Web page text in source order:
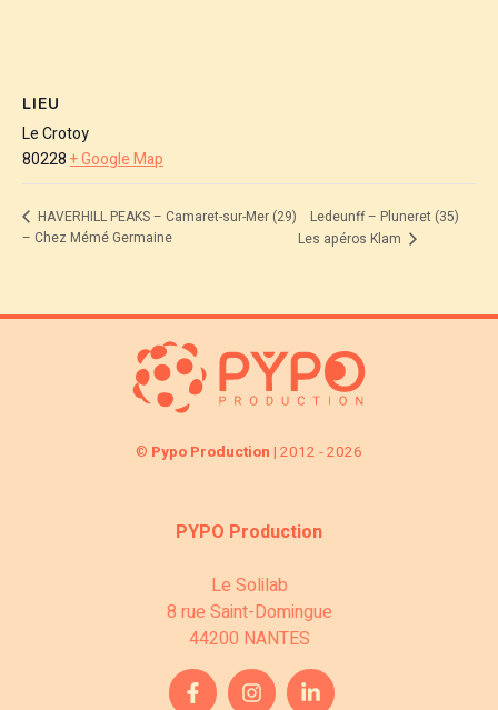
LIEU
Le Crotoy
80228+ Google Map
HAVERHILL PEAKS – Camaret-sur-Mer (29)
– Chez Mémé Germaine
Ledeunff – Pluneret (35)
Les apéros Klam
© Pypo Production | 2012 - 2026
PYPO Production
Le Solilab
8 rue Saint-Domingue
44200 NANTES